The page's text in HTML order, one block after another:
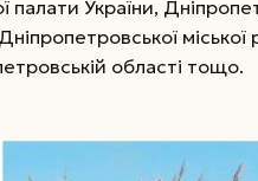
України,
області тощо.